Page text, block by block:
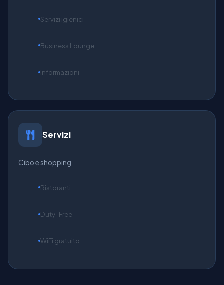
Servizi igienici
Business Lounge
Informazioni
Servizi
Cibo e shopping
Ristoranti
Duty-Free
WiFi gratuito